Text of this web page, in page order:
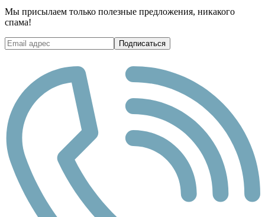
Мы присылаем только полезные предложения, никакого
спама!
Подписаться